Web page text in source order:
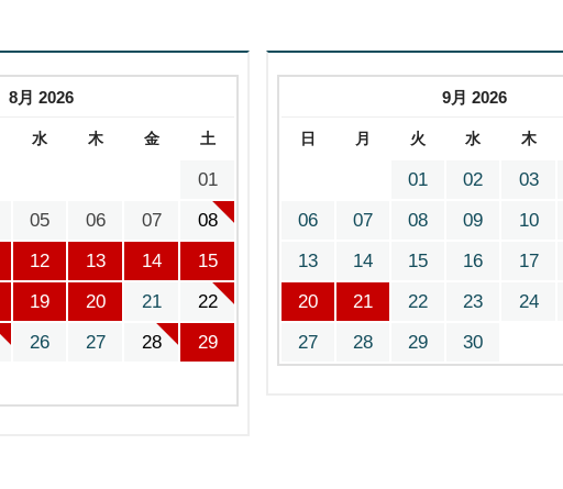
8月 2026
水 木 金 土
01
05 06 07
08
12 13 14
15
19 20 21
22
26 27 28
29
9月 2026
日 月 火 水 木
01 02 03
06
07 08 09 10
13
14 15 16 17
20
21 22 23 24
27
28 29 30